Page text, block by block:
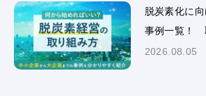
脱炭素化に
事例一覧！
リットや補助
2026.08.05